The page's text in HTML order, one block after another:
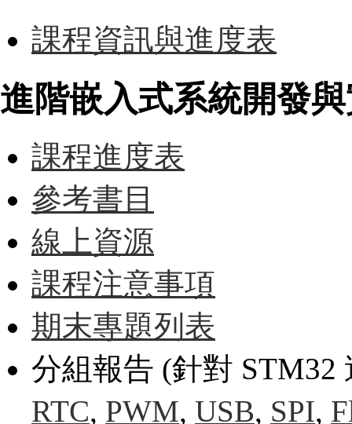
課程資訊與進度表
進階嵌入式系統開發
課程進度表
參考書目
線上資源
課程注意事項
期末專題列表
分組報告 (針對 STM32
RTC, PWM, USB, SPI,